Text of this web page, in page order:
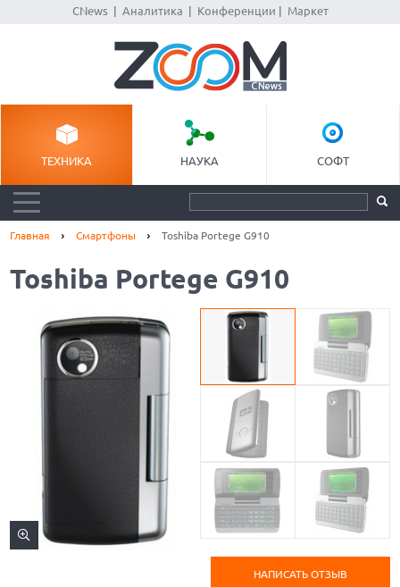
CNews| Аналитика Конференции Маркет
ТЕХНИКА НАУКА СОФТ
Главная Смартфоны Toshiba Portege G910
Toshiba Portege G910
НАПИСАТЬ ОТЗЫВ